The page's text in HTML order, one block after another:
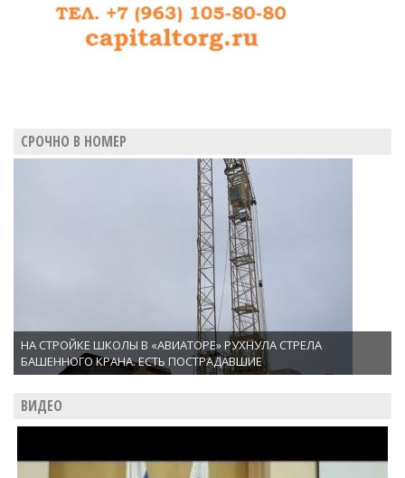
СРОЧНО В НОМЕР
НА СТРОЙКЕ ШКОЛЫ В «АВИАТОРЕ» РУХНУЛА СТРЕЛА
БАШЕННОГО КРАНА. ЕСТЬ ПОСТРАДАВШИЕ
ВИДЕО